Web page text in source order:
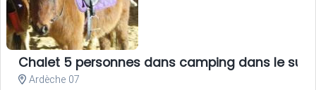
Chalet 5 personnes dans camping dans le sud
Ardèche 07